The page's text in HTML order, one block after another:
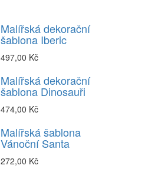
Malířská dekorační
šablona Iberic
497,00 Kč
Malířská dekorační
šablona Dinosauři
474,00 Kč
Malířská šablona
Vánoční Santa
272,00 Kč